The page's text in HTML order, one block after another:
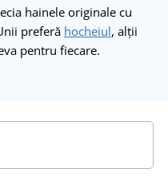
hainele originale cu
preferă hocheiul, alții
pentru fiecare.